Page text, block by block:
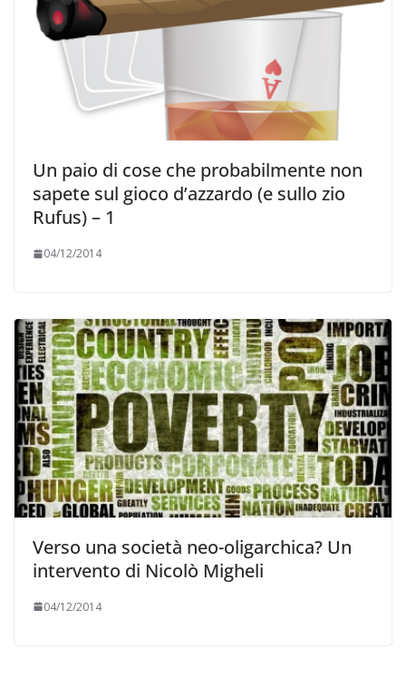
Un paio di cose che probabilmente non
sapete sul gioco d’azzardo (e sullo zio
Rufus) – 1
04/12/2014
Verso una società neo-oligarchica? Un
intervento di Nicolò Migheli
04/12/2014